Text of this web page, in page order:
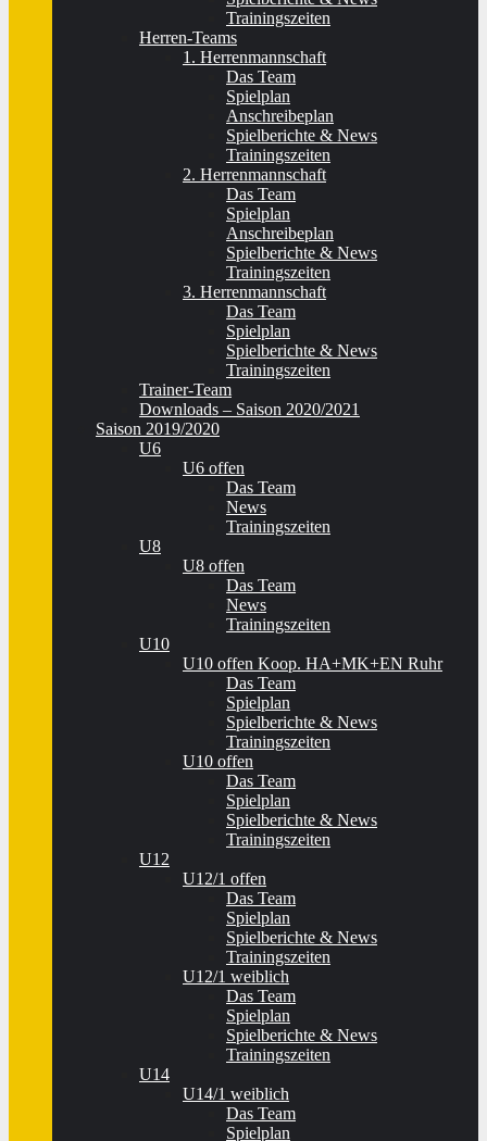
Trainingszeiten
Herren-Teams
1. Herrenmannschaft
Das Team
Spielplan
Anschreibeplan
Spielberichte & News
Trainingszeiten
2. Herrenmannschaft
Das Team
Spielplan
Anschreibeplan
Spielberichte & News
Trainingszeiten
3. Herrenmannschaft
Das Team
Spielplan
Spielberichte & News
Trainingszeiten
Trainer-Team
Downloads – Saison 2020/2021
Saison 2019/2020
U6
U6 offen
Das Team
News
Trainingszeiten
U8
U8 offen
Das Team
News
Trainingszeiten
U10
U10 offen Koop. HA+MK+EN Ruhr
Das Team
Spielplan
Spielberichte & News
Trainingszeiten
U10 offen
Das Team
Spielplan
Spielberichte & News
Trainingszeiten
U12
U12/1 offen
Das Team
Spielplan
Spielberichte & News
Trainingszeiten
U12/1 weiblich
Das Team
Spielplan
Spielberichte & News
Trainingszeiten
U14
U14/1 weiblich
Das Team
Spielplan